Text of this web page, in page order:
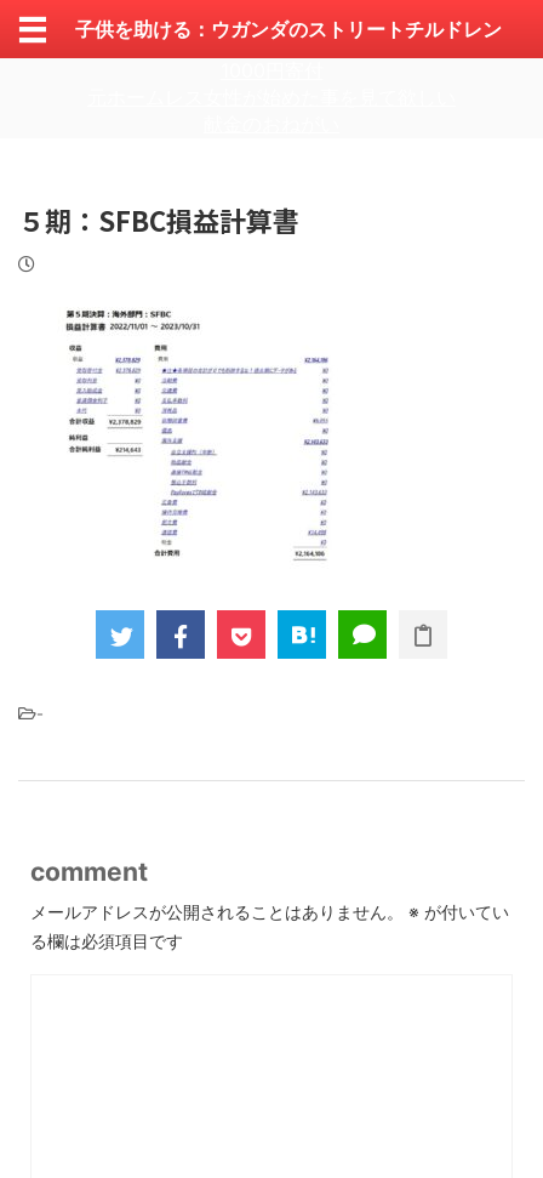
子供を助ける：ウガンダのストリートチルドレン
５期：SFBC損益計算書
-
comment
メールアドレスが公開されることはありません。 ※ が付いてい
る欄は必須項目です